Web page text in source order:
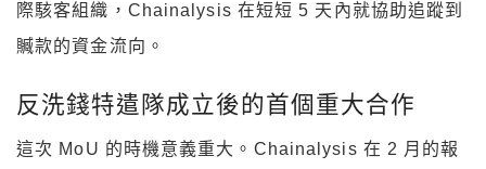
際駭客組織，Chainalysis 在短短 5 天內就協助追蹤到
贓款的資金流向。
反洗錢特遣隊成立後的首個重大合作
這次 MoU 的時機意義重大。Chainalysis 在 2 月的報